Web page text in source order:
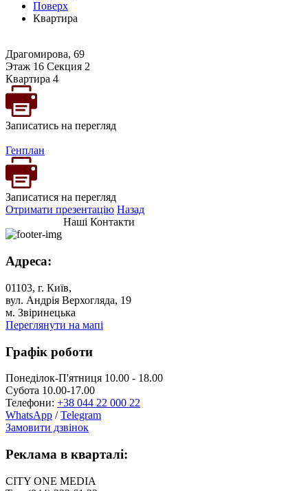
Поверх
Квартира
Драгомирова, 69
Этаж 16 Секция 2
Квартира 4
Записатись на перегляд
Генплан
Записатися на перегляд
Отримати презентацію Назад
Наші Контакти
Адреса:
01103, г. Київ,
вул. Андрія Верхогляда, 19
м. Звіринецька
Переглянути на мапі
Графік роботи
Понеділок-П'ятниця 10.00 - 18.00
Субота 10.00-17.00
Телефони: +38 044 22 000 22
WhatsApp /Telegram
Замовити дзвінок
Реклама в кварталі:
CITY ONE MEDIA